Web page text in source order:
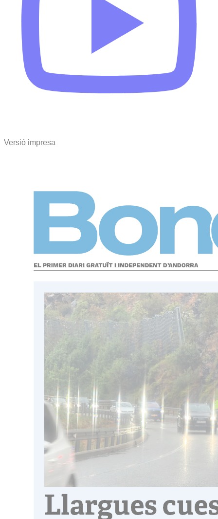
Versió impresa